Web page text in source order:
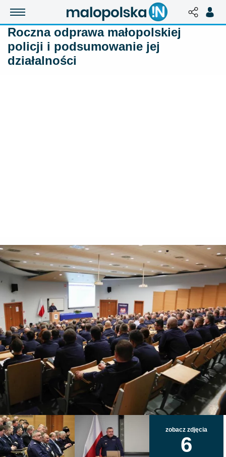
Roczna odprawa małopolskiej
policji i podsumowanie jej
działalności
zobacz zdjęcia
6